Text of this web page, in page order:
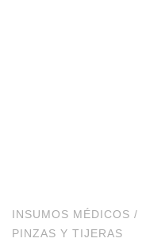
INSUMOS MÉDICOS /
PINZAS Y TIJERAS